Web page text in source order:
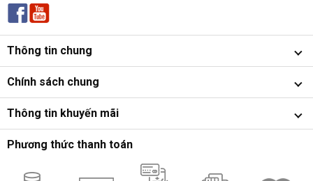
Thông tin chung
Chính sách chung
Thông tin khuyến mãi
Phương thức thanh toán